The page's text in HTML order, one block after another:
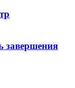
завершения